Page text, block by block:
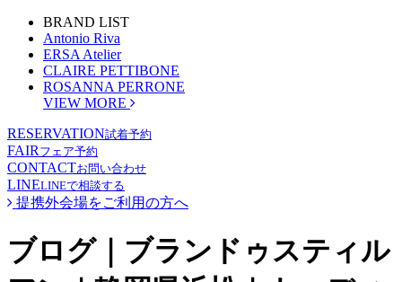
BRAND LIST
Antonio Riva
ERSA Atelier
CLAIRE PETTIBONE
ROSANNA PERRONE
VIEW MORE
RESERVATION試着予約
FAIR フェア予約
CONTACTお問い合わせ
LINELINEで相談する
提携外会場をご利用の方へ
ブログ｜ブランドゥスティル